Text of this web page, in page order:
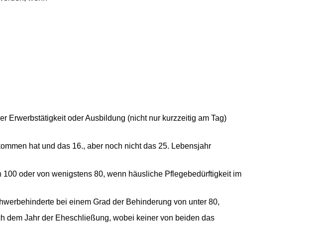
Erwerbstätigkeit oder Ausbildung (nicht nur kurzzeitig am Tag)
hat und das 16., aber noch nicht das 25. Lebensjahr
oder von wenigstens 80, wenn häusliche Pflegebedürftigkeit im
bei einem Grad der Behinderung von unter 80,
dem Jahr der Eheschließung, wobei keiner von beiden das